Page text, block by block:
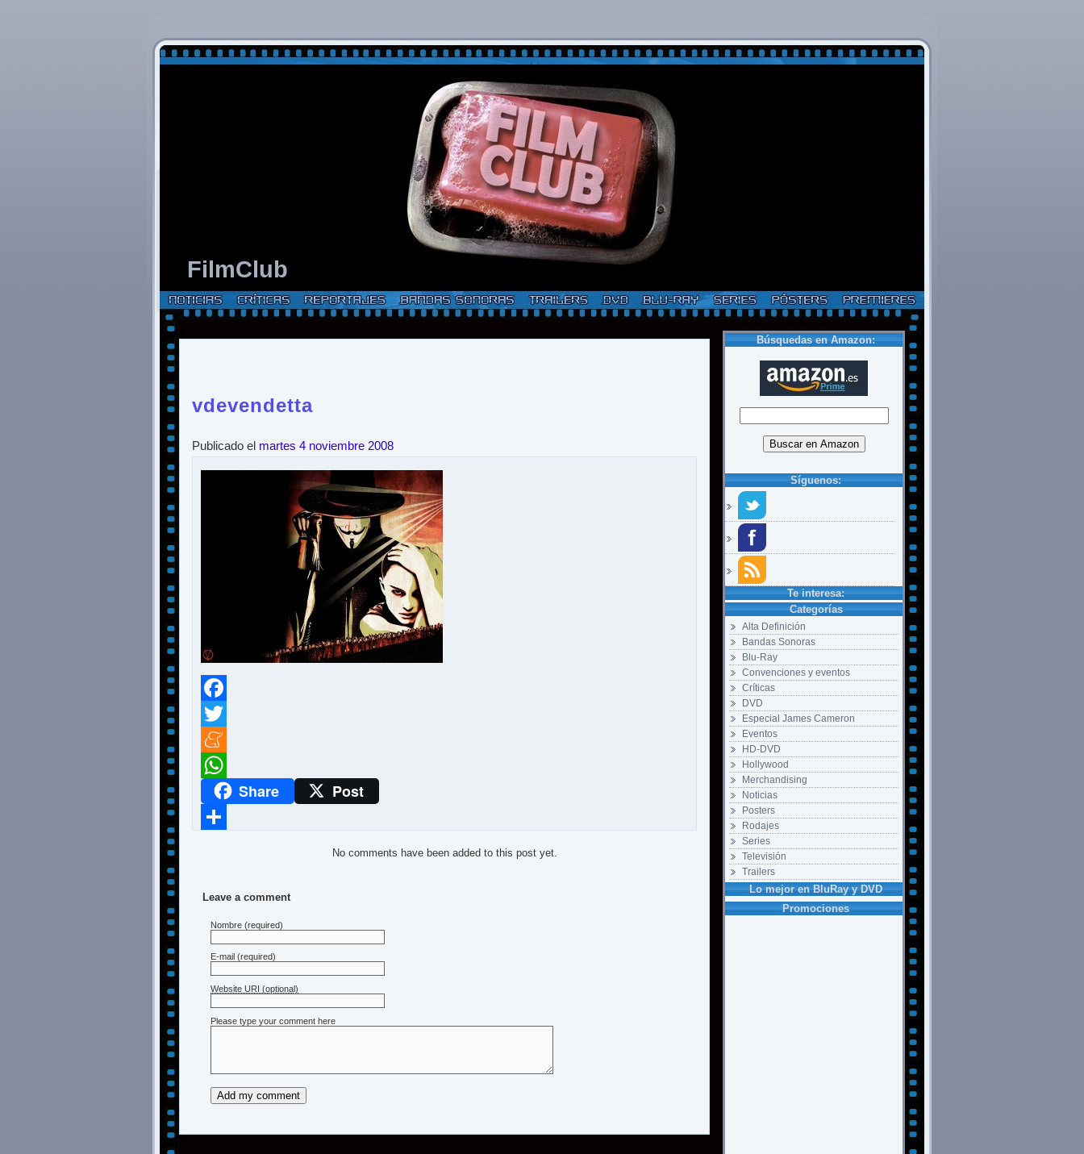
FilmClub
Búsquedas en Amazon:
Síguenos:
Te interesa:
Categorías
Alta Definición
Bandas Sonoras
Blu-Ray
Convenciones y eventos
Críticas
DVD
Especial James Cameron
Eventos
HD-DVD
Hollywood
Merchandising
Noticias
Posters
Rodajes
Series
Televisión
Trailers
Lo mejor en BluRay y DVD
Promociones
vdevendetta
Publicado el martes 4 noviembre 2008
Facebook
Twitter
Meneame
WhatsAppShare Post
No comments have been added to this post yet.
Leave a comment
Nombre (required)
E-mail (required)
Website URI (optional)
Please type your comment here